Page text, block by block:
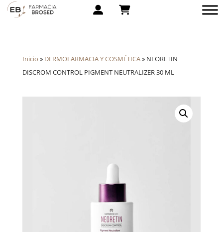
Inicio » DERMOFARMACIA Y COSMÉTICA» NEORETIN
DISCROM CONTROL PIGMENT NEUTRALIZER 30 ML